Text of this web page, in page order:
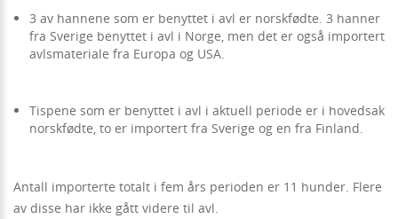
3 av hannene som er benyttet i avl er norskfødte. 3 hanner
fra Sverige benyttet i avl i Norge, men det er også importert
avlsmateriale fra Europa og USA.
Tispene som er benyttet i avl i aktuell periode er i hovedsak
norskfødte, to er importert fra Sverige og en fra Finland.
Antall importerte totalt i fem års perioden er 11 hunder. Flere
av disse har ikke gått videre til avl.